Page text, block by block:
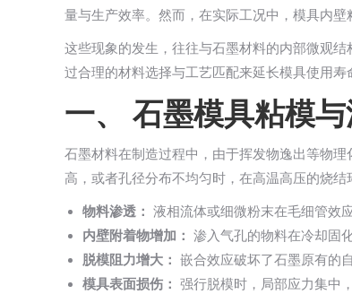
量与生产效率。然而，在实际工况中，模具内
这些现象的发生，往往与石墨材料的内部微观
过合理的材料选择与工艺匹配来延长模具使用寿
一、 石墨模具粘模
石墨材料在制造过程中，由于挥发物逸出等物
高，或者孔径分布不均匀时，在高温高压的烧结
物料渗透： 液相流体或细微粉末在毛细管效
内壁附着物增加： 渗入气孔的物料在冷却固
脱模阻力增大： 嵌合效应破坏了石墨原有的
模具表面损伤： 强行脱模时，局部应力集中